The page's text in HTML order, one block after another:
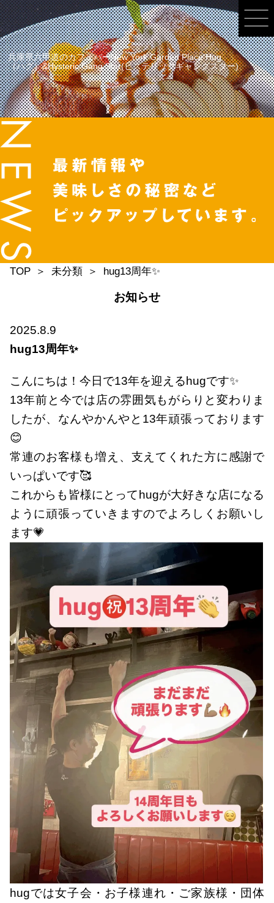
兵庫県六甲道のカフェバーNew York Garden Place Hug
（ハグ）&Hysteric Gang Star(ヒステリックギャングスター)
TOP 未分類 hug13周年✨
お知らせ
2025.8.9
hug13周年✨
こんにちは！今日で13年を迎えるhugです✨
13年前と今では店の雰囲気もがらりと変わりま
したが、なんやかんやと13年頑張っております
😊
常連のお客様も増え、支えてくれた方に感謝で
いっぱいです🥰
これからも皆様にとってhugが大好きな店になる
ように頑張っていきますのでよろしくお願いし
ます💗
hugでは女子会・お子様連れ・ご家族様・団体